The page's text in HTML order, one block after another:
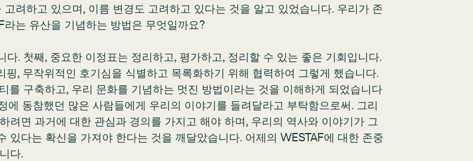
려하고 있으며, 이름 변경도 고려하고 있다는 것을 알고 있었습니다. 우리가 존
는 유산을 기념하는 방법은 무엇일까요?
. 첫째, 중요한 이정표는 정리하고, 평가하고, 정리할 수 있는 좋은 기회입니다.
, 무작위적인 호기심을 식별하고 목록화하기 위해 협력하여 그렇게 했습니다.
를 구축하고, 우리 문화를 기념하는 멋진 방법이라는 것을 이해하게 되었습니다
에 동참했던 많은 사람들에게 우리의 이야기를 들려달라고 부탁함으로써. 그리
려면 과거에 대한 관심과 경의를 가지고 해야 하며, 우리의 역사와 이야기가 그
있다는 확신을 가져야 한다는 것을 깨달았습니다. 어제의 WESTAF에 대한 존중
다.